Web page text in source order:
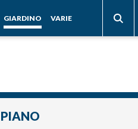
GIARDINO VARIE